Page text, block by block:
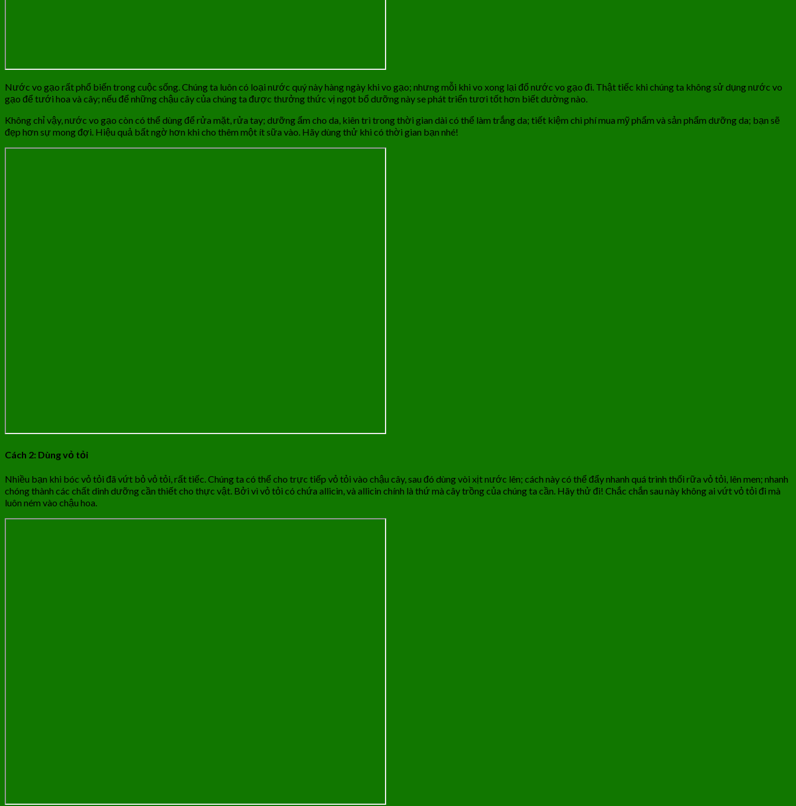
Nước vo gạo rất phổ biến trong cuộc sống. Chúng ta luôn có loại nước quý này hàng ngày khi vo gạo; nhưng mỗi khi vo xong lại đổ nước vo gạo đi. Thật tiếc khi chúng ta không sử dụng nước vo
gạo để tưới hoa và cây; nếu để những chậu cây của chúng ta được thưởng thức vị ngọt bổ dưỡng này se phát triển tươi tốt hơn biết dường nào.
Không chỉ vậy, nước vo gạo còn có thể dùng để rửa mặt, rửa tay; dưỡng ẩm cho da, kiên trì trong thời gian dài có thể làm trắng da; tiết kiệm chi phí mua mỹ phẩm và sản phẩm dưỡng da; bạn sẽ
đẹp hơn sự mong đợi. Hiệu quả bất ngờ hơn khi cho thêm một ít sữa vào. Hãy dùng thử khi có thời gian bạn nhé!
Cách 2: Dùng vỏ tỏi
Nhiều bạn khi bóc vỏ tỏi đã vứt bỏ vỏ tỏi, rất tiếc. Chúng ta có thể cho trực tiếp vỏ tỏi vào chậu cây, sau đó dùng vòi xịt nước lên; cách này có thể đẩy nhanh quá trình thối rữa vỏ tỏi, lên men; nhanh
chóng thành các chất dinh dưỡng cần thiết cho thực vật. Bởi vì vỏ tỏi có chứa allicin, và allicin chính là thứ mà cây trồng của chúng ta cần. Hãy thử đi! Chắc chắn sau này không ai vứt vỏ tỏi đi mà
luôn ném vào chậu hoa.